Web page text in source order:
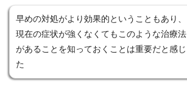
早めの対処がより効果的ということもあり、
現在の症状が強くなくてもこのような治療法
があることを知っておくことは重要だと感じ
た